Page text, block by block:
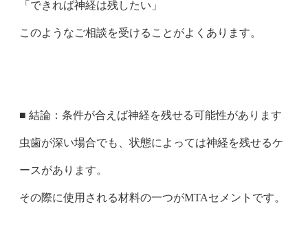
「できれば神経は残したい」
このようなご相談を受けることがよくあります。
■ 結論：条件が合えば神経を残せる可能性があります
虫歯が深い場合でも、状態によっては神経を残せるケ
ースがあります。
その際に使用される材料の一つがMTAセメントです。